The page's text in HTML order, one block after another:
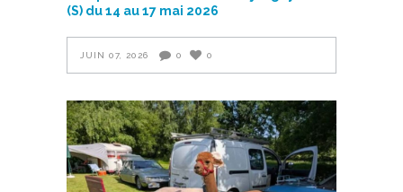
(S) du 14 au 17 mai 2026
JUIN 07, 2026 0 0